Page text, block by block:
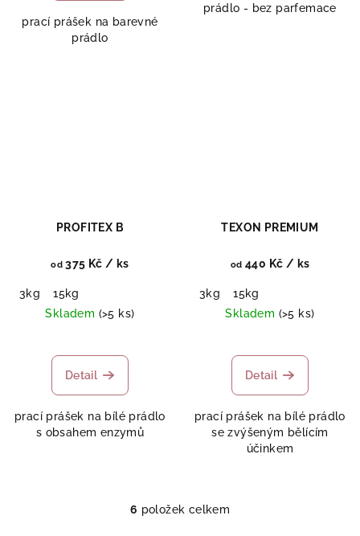
prací prášek na barevné
prádlo
prádlo - bez parfemace
PROFITEX B
od 375 Kč / ks
3kg
15kg
Skladem (>5 ks)
Detail
prací prášek na bílé prádlo
s obsahem enzymů
TEXON PREMIUM
od 440 Kč / ks
3kg
15kg
Skladem (>5 ks)
Detail
prací prášek na bílé prádlo
se zvýšeným bělícím
účinkem
O
6 položek celkem